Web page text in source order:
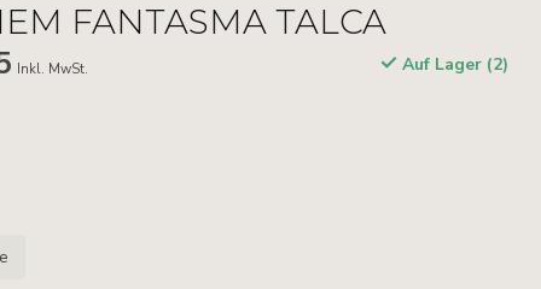
FANTASMA TALCA
Inkl. MwSt. Auf Lager (2)